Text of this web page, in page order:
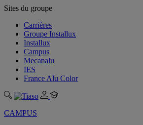
Sites du groupe
Carrières
Groupe Installux
Installux
Campus
Mecanalu
IES
France Alu Color
CAMPUS